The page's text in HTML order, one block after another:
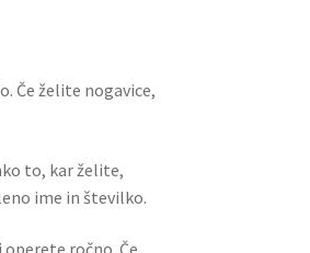
Če želite nogavice,
to, kar želite,
ime in številko.